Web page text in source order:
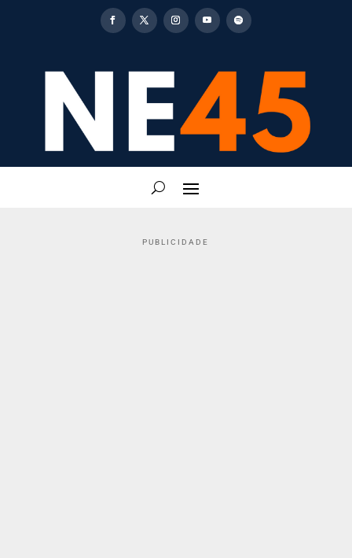
PUBLICIDADE